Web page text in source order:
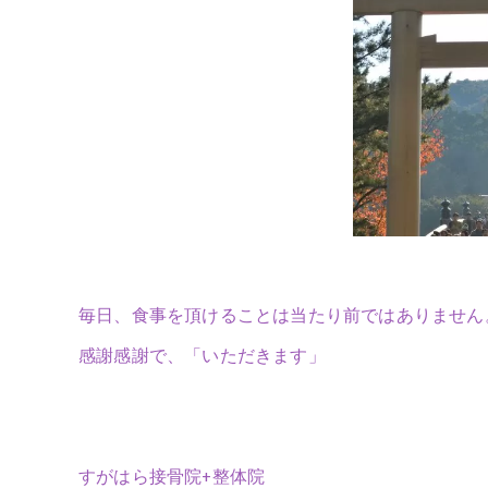
毎日、食事を頂けることは当たり前ではありませ
感謝感謝で、「いただきます」
すがはら接骨院+整体院